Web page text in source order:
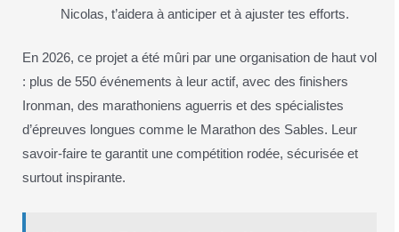
Nicolas, t’aidera à anticiper et à ajuster tes efforts.
En 2026, ce projet a été mûri par une organisation de haut vol
: plus de 550 événements à leur actif, avec des finishers
Ironman, des marathoniens aguerris et des spécialistes
d’épreuves longues comme le Marathon des Sables. Leur
savoir-faire te garantit une compétition rodée, sécurisée et
surtout inspirante.